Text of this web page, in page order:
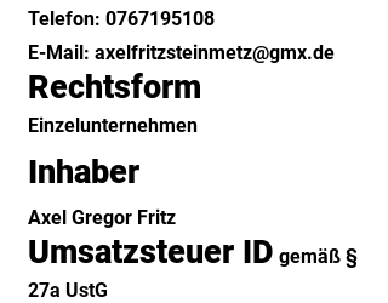
Telefon: 0767195108
E-Mail: axelfritzsteinmetz@gmx.de
Rechtsform
Einzelunternehmen
Inhaber
Axel Gregor Fritz
Umsatzsteuer ID gemäß §
27a UstG